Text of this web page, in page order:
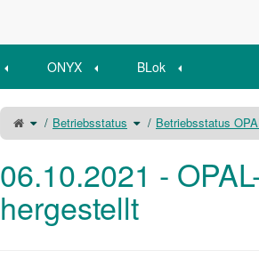
ONYX BLok
Schalte
denübergeordneten
Baum
von
OPAL-
Betrieb
wieder
hergestellt
um.
Betriebsstatus Schalte
denVerzeichnisbaum
unter
Betriebsstatus
Betriebsstatus
06.10.2021 -
hergestellt